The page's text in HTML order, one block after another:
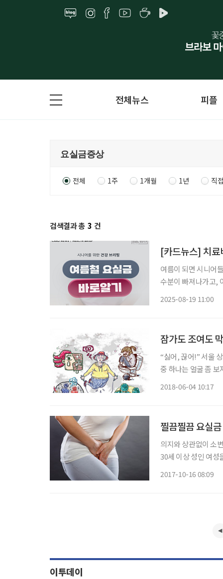
전체뉴스 피플
전체 1주 1개월 1년 직
검색결과 총 3 건
[카드뉴스] 치
여름이 되면 시니어
수분이 빠져나가고,
2025-08-19 11:00
잠가도 조여도
“싫어, 끊어!” 서울 상계
중 하나는 얼굴 좀 보자
2018-06-04 10:17
찔끔찔끔 요실
의지와 상관없이 소
30세 이상 성인 여성
2017-10-16 08:09
이투데이